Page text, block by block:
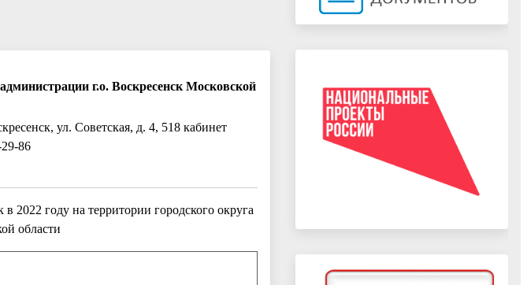
г.о. Воскресенск Московской
ул. Советская, д. 4, 518 кабинет
86
году на территории городского округа
области